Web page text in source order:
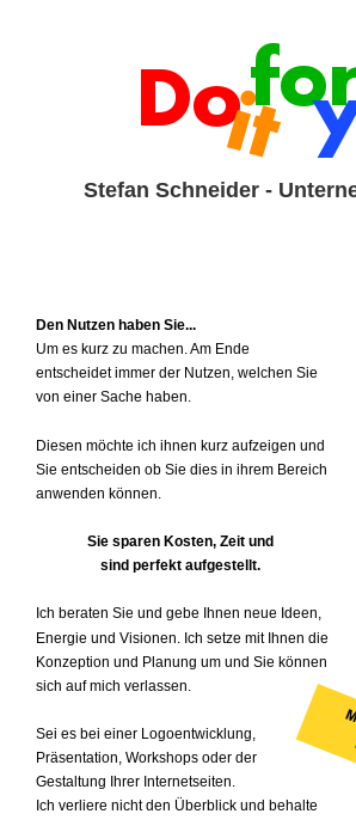
Den Nutzen haben Sie...
Um es kurz zu machen. Am Ende
entscheidet immer der Nutzen, welchen Sie
von einer Sache haben.
Diesen möchte ich ihnen kurz aufzeigen und
Sie entscheiden ob Sie dies in ihrem Bereich
anwenden können.
Sie sparen Kosten, Zeit und
sind perfekt aufgestellt.
Ich beraten Sie und gebe Ihnen neue Ideen,
Energie und Visionen. Ich setze mit Ihnen die
Konzeption und Planung um und Sie können
sich auf mich verlassen.
Sei es bei einer Logoentwicklung,
Präsentation, Workshops oder der
Gestaltung Ihrer Internetseiten.
Ich verliere nicht den Überblick und behalte
Stefan Schneider -